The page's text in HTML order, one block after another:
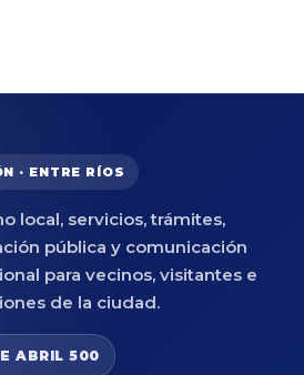
· ENTRE RÍOS
local, servicios, trámites,
pública y comunicación
para vecinos, visitantes e
de la ciudad.
ABRIL 500